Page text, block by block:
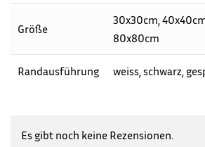
Größe
30x30cm,
80x80cm
Randausführung weiss, schwarz,
Es gibt noch keine Rezensionen.